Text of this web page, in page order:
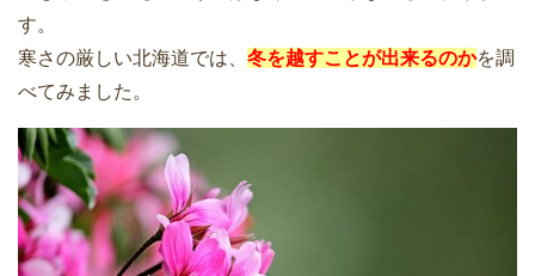
す。
寒さの厳しい北海道では、 冬を越すことが出来るのかを調
べてみました。